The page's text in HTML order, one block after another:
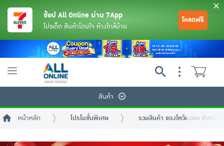
ช้อป All Online ผ่าน 7App
โปรเด็ด สินค้าโดนใจ ห้างใกล้บ้าน
โหลดฟรี
Toggle
สินค้า
หน้าหลัก โปรโมชั่นพิเศษ รวมสินค้า ของไหว้มงคล สำหรับ